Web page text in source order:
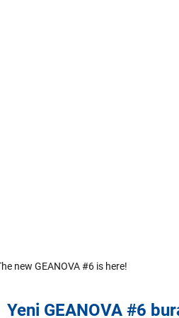
Yeni GEANOVA #6